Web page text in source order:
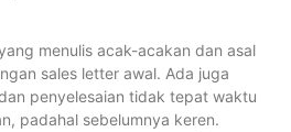
menulis acak-acakan dan asal
sales letter awal. Ada juga
penyelesaian tidak tepat waktu
padahal sebelumnya keren.